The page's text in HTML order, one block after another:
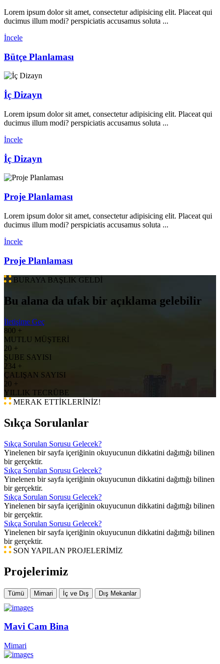
Lorem ipsum dolor sit amet, consectetur adipisicing elit. Placeat qui
ducimus illum modi? perspiciatis accusamus soluta ...
İncele
Bütçe Planlaması
İç Dizayn
Lorem ipsum dolor sit amet, consectetur adipisicing elit. Placeat qui
ducimus illum modi? perspiciatis accusamus soluta ...
İncele
İç Dizayn
Proje Planlaması
Lorem ipsum dolor sit amet, consectetur adipisicing elit. Placeat qui
ducimus illum modi? perspiciatis accusamus soluta ...
İncele
Proje Planlaması
BURAYA BAŞLIK GELDİ
Bu alana da ufak bir açıklama gelebilir
İletişime Geç
800 +
MUTLU MÜŞTERİ
20 +
ŞUBE SAYISI
234 +
ÇALIŞAN SAYISI
20 +
YILLIK TECRÜBE
MERAK ETTİKLERİNİZ!
Sıkça Sorulanlar
Sıkça Sorulan Sorusu Gelecek?
Yinelenen bir sayfa içeriğinin okuyucunun dikkatini dağıttığı bilinen
bir gerçektir.
Sıkça Sorulan Sorusu Gelecek?
Yinelenen bir sayfa içeriğinin okuyucunun dikkatini dağıttığı bilinen
bir gerçektir.
Sıkça Sorulan Sorusu Gelecek?
Yinelenen bir sayfa içeriğinin okuyucunun dikkatini dağıttığı bilinen
bir gerçektir.
Sıkça Sorulan Sorusu Gelecek?
Yinelenen bir sayfa içeriğinin okuyucunun dikkatini dağıttığı bilinen
bir gerçektir.
SON YAPILAN PROJELERİMİZ
Projelerimiz
Tümü Mimari İç ve Dış Dış Mekanlar
Mavi Cam Bina
Mimari